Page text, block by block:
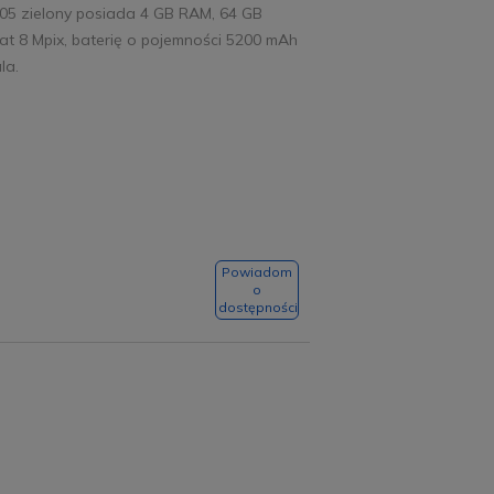
zielony posiada 4 GB RAM, 64 GB
8 Mpix, baterię o pojemności 5200 mAh
Powiadom
o
dostępności